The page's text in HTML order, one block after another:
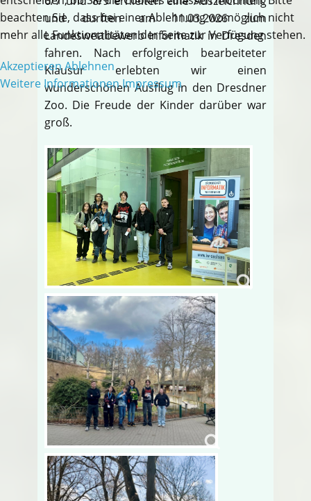
und durften am 11.03.2026 zum
Landeswettbewerb Informatik in Dresden
fahren. Nach erfolgreich bearbeiteter
Klausur erlebten wir einen
wunderschönen Ausflug in den Dresdner
Zoo. Die Freude der Kinder darüber war
groß.
beachten Sie, dass bei einer Ablehnung womöglich nicht
mehr alle Funktionalitäten der Seite zur Verfügung stehen.
AkzeptierenAblehnen
Weitere Informationen Impressum